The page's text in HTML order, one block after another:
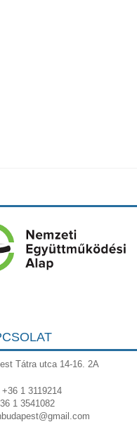
Tátra utca 14-16. 2A
1 3119214
1 3541082